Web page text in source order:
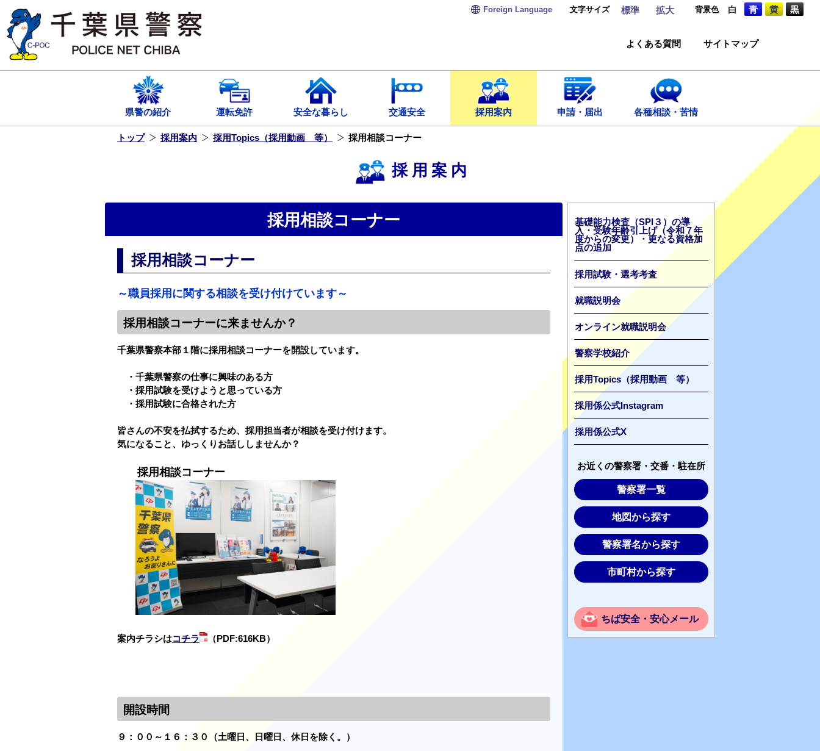
ス
キ
ま
Foreign Language 文字サイズ 標準 拡大 背景色 白 青 黄 黒
よくある質問 サイトマップ
県警の紹介 運転免許 安全な暮らし 交通安全 採用案内 申請・届出 各種相談・苦情
トップ 採用案内 採用Topics（採用動画 等） 採用相談コーナー
採用案内
採用相談コーナー
採用相談コーナー
～職員採用に関する相談を受け付けています～
採用相談コーナーに来ませんか？
千葉県警察本部１階に採用相談コーナーを開設しています。
・千葉県警察の仕事に興味のある方
・採用試験を受けようと思っている方
・採用試験に合格された方
皆さんの不安を払拭するため、採用担当者が相談を受け付けます。
気になること、ゆっくりお話ししませんか？
採用相談コーナー
案内チラシはコチラ （PDF:616KB）
開設時間
９：００～１６：３０（土曜日、日曜日、休日を除く。）
基礎能力検査（SPI３）の導
入・受験年齢引上げ（令和７年
度からの変更）・更なる資格加
点の追加
採用試験・選考考査
就職説明会
オンライン就職説明会
警察学校紹介
採用Topics（採用動画 等）
採用係公式Instagram
採用係公式X
お近くの警察署・交番・駐在所
警察署一覧
地図から探す
警察署名から探す
市町村から探す
ちば安全・安心メール